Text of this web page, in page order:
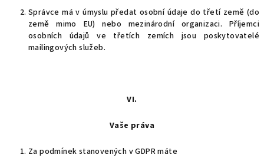
Správce má v úmyslu předat osobní údaje do třetí země (do
země mimo EU) nebo mezinárodní organizaci. Příjemci
osobních údajů ve třetích zemích jsou poskytovatelé
mailingových služeb.
VI.
Vaše práva
Za podmínek stanovených v GDPR máte